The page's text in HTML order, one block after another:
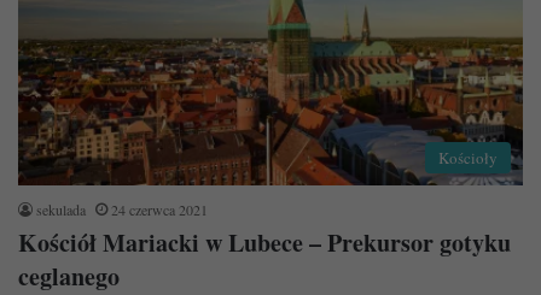
Kościoły
sekulada 24 czerwca 2021
Kościół Mariacki w Lubece – Prekursor gotyku
ceglanego